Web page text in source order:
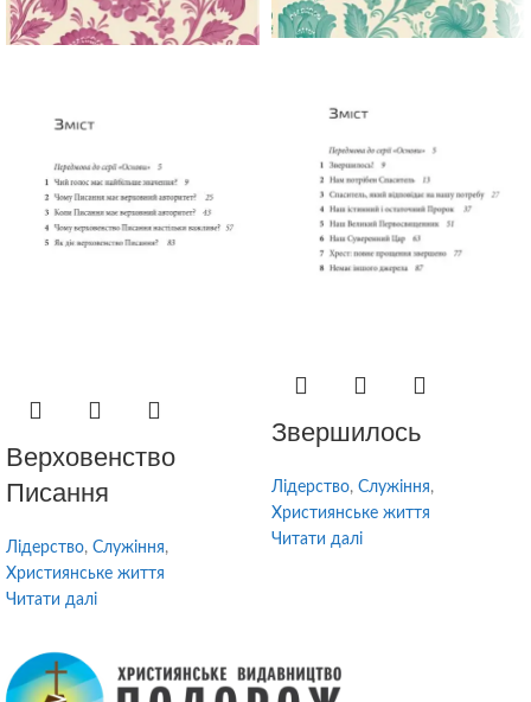
Верховенство
Писання
Лідерство, Служіння,
Християнське життя
Читати далі
Звершилось
Лідерство, Служіння,
Християнське життя
Читати далі